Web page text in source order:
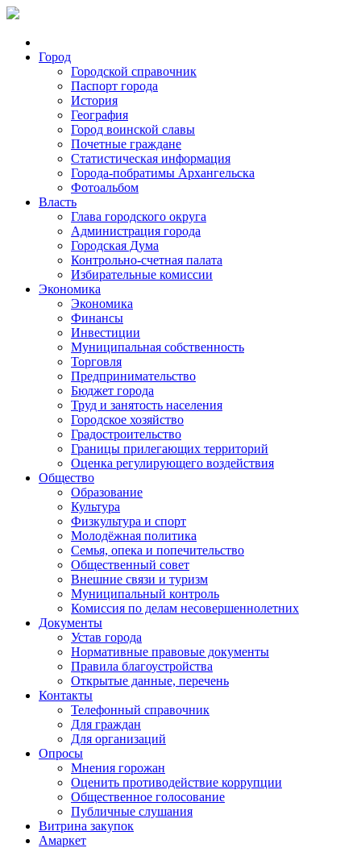
Город
Городской справочник
Паспорт города
История
География
Город воинской славы
Почетные граждане
Статистическая информация
Города-побратимы Архангельска
Фотоальбом
Власть
Глава городского округа
Администрация города
Городская Дума
Контрольно-счетная палата
Избирательные комиссии
Экономика
Экономика
Финансы
Инвестиции
Муниципальная собственность
Торговля
Предпринимательство
Бюджет города
Труд и занятость населения
Городское хозяйство
Градостроительство
Границы прилегающих территорий
Оценка регулирующего воздействия
Общество
Образование
Культура
Физкультура и спорт
Молодёжная политика
Семья, опека и попечительство
Общественный совет
Внешние связи и туризм
Муниципальный контроль
Комиссия по делам несовершеннолетних
Документы
Устав города
Нормативные правовые документы
Правила благоустройства
Открытые данные, перечень
Контакты
Телефонный справочник
Для граждан
Для организаций
Опросы
Мнения горожан
Оценить противодействие коррупции
Общественное голосование
Публичные слушания
Витрина закупок
Амаркет